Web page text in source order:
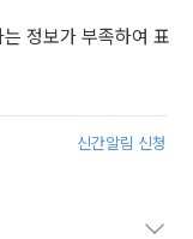
정보가 부족하여 표
신간알림 신청